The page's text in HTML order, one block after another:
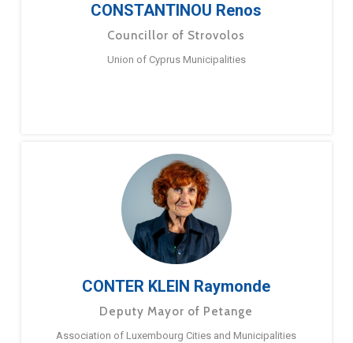
CONSTANTINOU Renos
Councillor of Strovolos
Union of Cyprus Municipalities
CONTER KLEIN Raymonde
Deputy Mayor of Petange
Association of Luxembourg Cities and Municipalities